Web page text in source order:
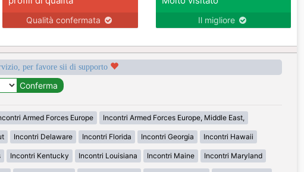
Qualità confermata Il migliore
per favore sii di supporto
Armed Forces Europe Incontri Armed Forces Europe, Middle East,
Incontri Delaware Incontri Florida Incontri Georgia Incontri Hawaii
Incontri Kentucky Incontri Louisiana Incontri Maine Incontri Maryland